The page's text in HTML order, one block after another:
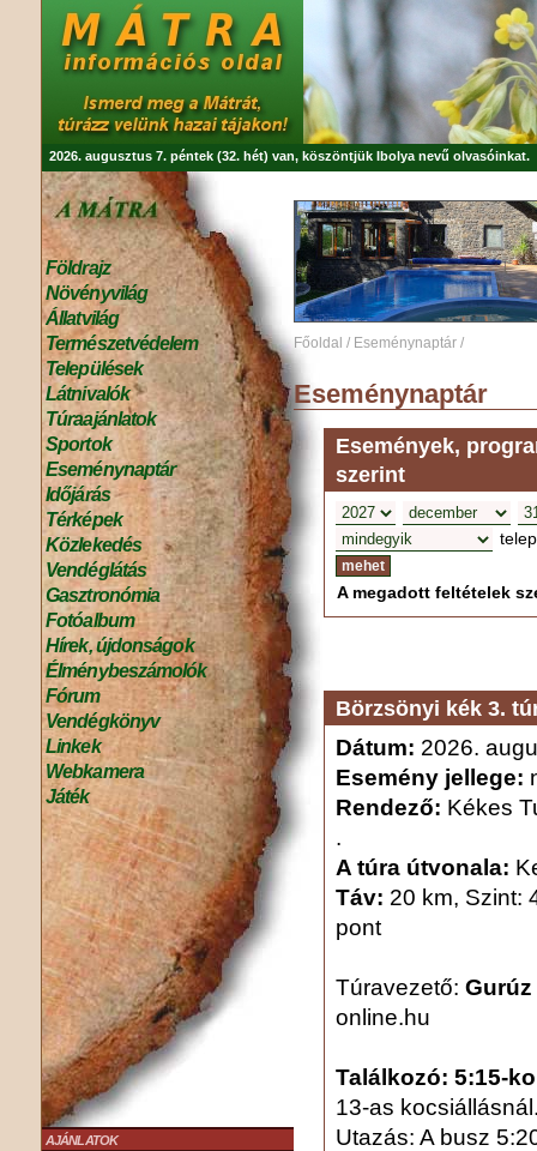
2026. augusztus 7. péntek (32. hét) van, köszöntjük Ibolya nevű olvasóinkat.
Földrajz
Növényvilág
Állatvilág
Természetvédelem
Települések
Látnivalók
Túraajánlatok
Sportok
Eseménynaptár
Időjárás
Térképek
Közlekedés
Vendéglátás
Gasztronómia
Fotóalbum
Hírek, újdonságok
Élménybeszámolók
Fórum
Vendégkönyv
Linkek
Webkamera
Játék
AJÁNLATOK
Főoldal / Eseménynaptár /
Eseménynaptár
Események,
szerint
A megadott feltételek
Börzsönyi kék 3.
Dátum: 2026.
Esemény jellege:
Rendező: Kékes
.
A túra útvonala:
Táv: 20 km, Szint:
pont
Túravezető:
online.hu
Találkozó: 5:15-
13-as
Utazás: A busz